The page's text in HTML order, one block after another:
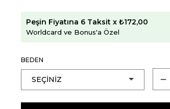
Peşin Fiyatına 6 Taksit x ₺172,00
Worldcard ve Bonus'a Özel
BEDEN